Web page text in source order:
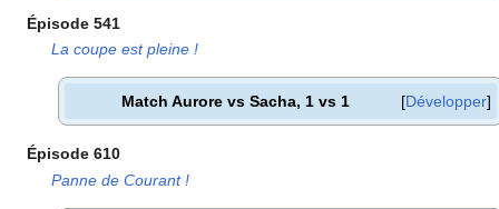
Épisode 541
La coupe est pleine !
Développer
Match Aurore vs Sacha, 1 vs 1
Épisode 610
Panne de Courant !